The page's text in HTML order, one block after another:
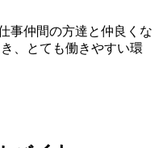
事仲間の方達と仲良くな
、とても働きやすい環